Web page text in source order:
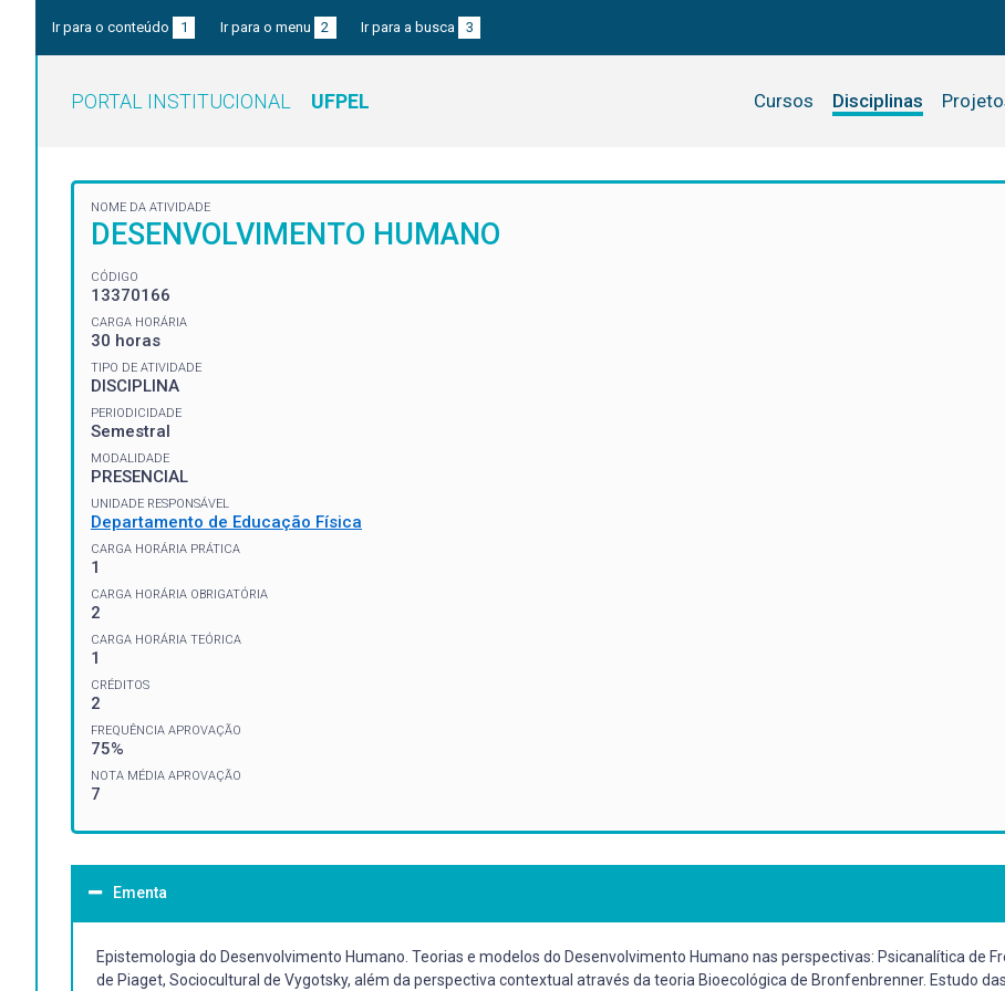
Ir para o conteúdo 1 Ir para o menu 2 Ir para a busca 3
PORTAL INSTITUCIONAL UFPEL Cursos Disciplinas
NOME DA ATIVIDADE
DESENVOLVIMENTO HUMANO
CÓDIGO
13370166
CARGA HORÁRIA
30 horas
TIPO DE ATIVIDADE
DISCIPLINA
PERIODICIDADE
Semestral
MODALIDADE
PRESENCIAL
UNIDADE RESPONSÁVEL
Departamento de Educação Física
CARGA HORÁRIA PRÁTICA
1
CARGA HORÁRIA OBRIGATÓRIA
2
CARGA HORÁRIA TEÓRICA
1
CRÉDITOS
2
FREQUÊNCIA APROVAÇÃO
75%
NOTA MÉDIA APROVAÇÃO
7
Ementa
Epistemologia do Desenvolvimento Humano. Teorias e modelos do Desenvolvimento Humano nas perspectivas: Psicanalítica de
de Piaget, Sociocultural de Vygotsky, além da perspectiva contextual através da teoria Bioecológica de Bronfenbrenner. Estudo